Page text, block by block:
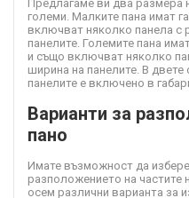
Предлагаме ви два размера
големи. Малките пана имат
включват няколко панела с
панелите. Големите пана
и също включват няколко
ширина на панелите. В
панелите е включено в
Варианти за
пано
Имате възможност да
разположението на частите
осем различни варианта за